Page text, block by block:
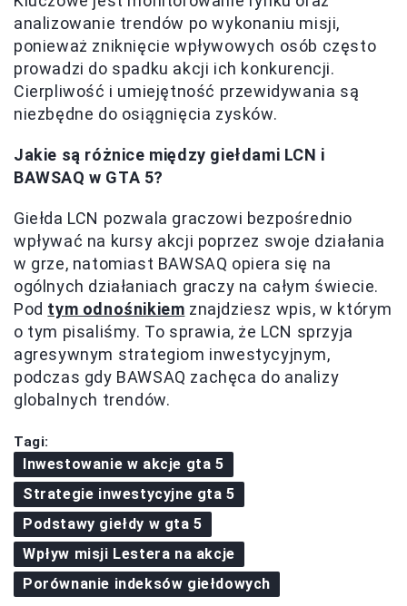
analizowanie trendów po wykonaniu misji,
ponieważ zniknięcie wpływowych osób często
prowadzi do spadku akcji ich konkurencji.
Cierpliwość i umiejętność przewidywania są
niezbędne do osiągnięcia zysków.
Jakie są różnice między giełdami LCN i
BAWSAQ w GTA 5?
Giełda LCN pozwala graczowi bezpośrednio
wpływać na kursy akcji poprzez swoje działania
w grze, natomiast BAWSAQ opiera się na
ogólnych działaniach graczy na całym świecie.
Pod tym odnośnikiem znajdziesz wpis, w którym
o tym pisaliśmy. To sprawia, że LCN sprzyja
agresywnym strategiom inwestycyjnym,
podczas gdy BAWSAQ zachęca do analizy
globalnych trendów.
Tagi:
Inwestowanie w akcje gta 5
Strategie inwestycyjne gta 5
Podstawy giełdy w gta 5
Wpływ misji Lestera na akcje
Porównanie indeksów giełdowych